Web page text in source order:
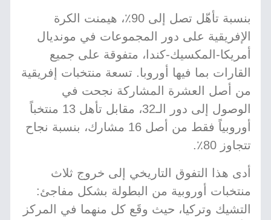
بنسبة تأهّل تصل إلى 90٪، هيمنت الكرة
الإفريقية على دور المجموعات في مونديال
أمريكا-المكسيك-كندا، متفوقة على جميع
القارات بما فيها أوروبا. تسعة منتخبات إفريقية
من أصل العشرة المشاركة نجحت في
الوصول إلى دور الـ32، مقابل تأهل 13 منتخباً
أوروبياً فقط من أصل 16 مشارك، بنسبة نجاح
تتجاوز 80٪.
أدى هذا التفوق التاريخي إلى خروج ثلاث
منتخبات أوروبية من البطولة بشكل مفاجئ:
التشيك وتركيا، حيث وقَع كل منهما في المركز